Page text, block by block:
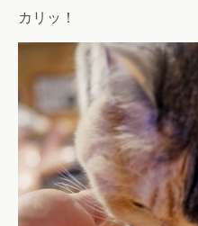
カリッ！